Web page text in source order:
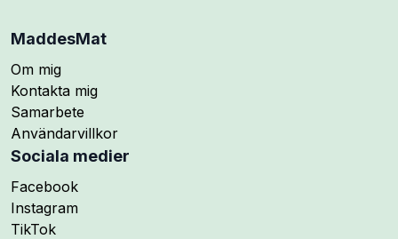
MaddesMat
Om mig
Kontakta mig
Samarbete
Användarvillkor
Sociala medier
Följ mig på
Facebook
Följ mig på
Instagram
Följ mig på
TikTok